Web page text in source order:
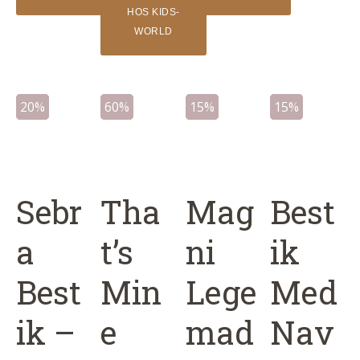
120 kr..60 kr..
HOS KIDS-
WORLD
20%
Sebr
a
Best
ik –
60%
Tha
t’s
Min
e
15%
Mag
ni
Lege
mad
15%
Best
ik
Med
Nav